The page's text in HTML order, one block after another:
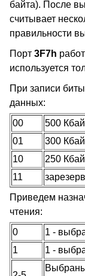
байта). После
считывает
правильности
Порт 3F7h
используется
При записи биты
данных:
00
500
01
300
10
250
11
Приведем
чтения:
0
1 -
1
1 -
Выбраны